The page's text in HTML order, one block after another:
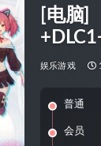
[电脑]
娱乐游戏
普通
会员